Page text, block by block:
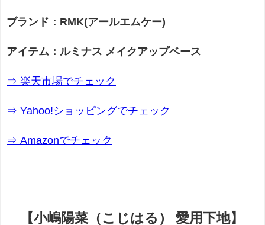
ブランド：RMK(アールエムケー)
アイテム：ルミナス メイクアップベース
⇒ 楽天市場でチェック
⇒ Yahoo!ショッピングでチェック
⇒ Amazonでチェック
【小嶋陽菜（こじはる） 愛用下地】